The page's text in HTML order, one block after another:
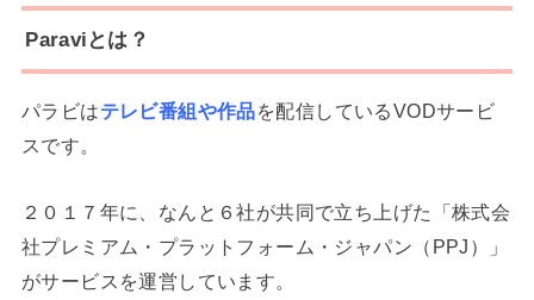
Paraviとは？
パラビはテレビ番組や作品を配信しているVODサービ
スです。
２０１７年に、なんと６社が共同で立ち上げた「株式会
社プレミアム・プラットフォーム・ジャパン（PPJ）」
がサービスを運営しています。